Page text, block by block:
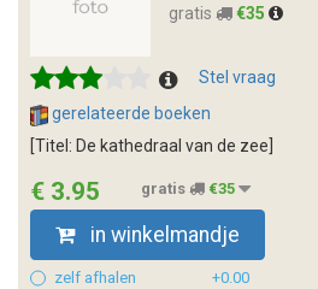
gratis
€35
Stel vraag
gerelateerde boeken
[Titel: De kathedraal van de zee]
€ 3.95 gratis €35
in winkelmandje
zelf afhalen
+0.00